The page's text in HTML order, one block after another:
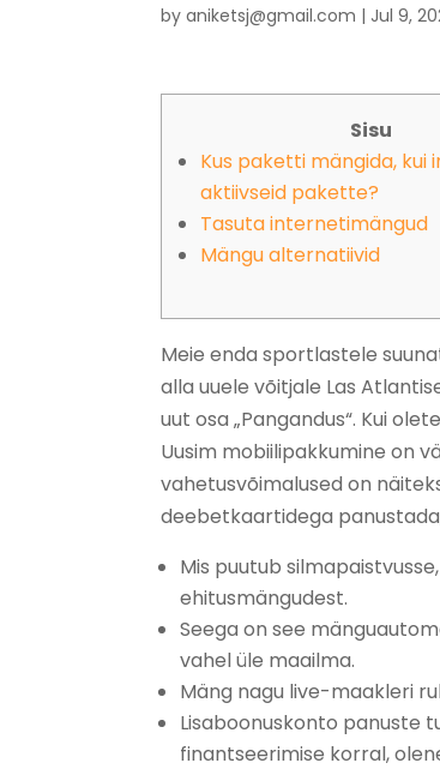
byaniketsj@gmail.com | Jul 9,
Sisu
Kus paketti mängida, kui
aktiivseid pakette?
Tasuta internetimängud
Mängu alternatiivid
Meie enda sportlastele
alla uuele võitjale Las
uut osa „Pangandus“. Kui
Uusim mobiilipakkumine on
vahetusvõimalused on
deebetkaartidega
Mis puutub
ehitusmängudest.
Seega on see
vahel üle maailma.
Mäng nagu live-maakleri
Lisaboonuskonto panuste
finantseerimise korral,